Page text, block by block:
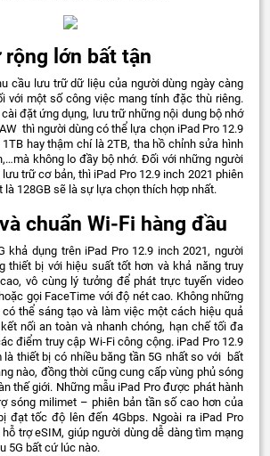
lớn bất tận
cầu lưu trữ dữ liệu của người dùng ngày càng
với một số công việc mang tính đặc thù riêng.
đặt ứng dụng, lưu trữ những nội dung bộ nhớ
thì người dùng có thể lựa chọn iPad Pro 12.9
hay thậm chí là 2TB, tha hồ chỉnh sửa hình
không lo đầy bộ nhớ. Đối với những người
trữ cơ bản, thì iPad Pro 12.9 inch 2021 phiên
là 128GB sẽ là sự lựa chọn thích hợp nhất.
chuẩn Wi-Fi hàng đầu
khả dụng trên iPad Pro 12.9 inch 2021, người
thiết bị với hiệu suất tốt hơn và khả năng truy
vô cùng lý tưởng để phát trực tuyến video
gọi FaceTime với độ nét cao. Không những
có thể sáng tạo và làm việc một cách hiệu quả
nối an toàn và nhanh chóng, hạn chế tối đa
điểm truy cập Wi-Fi công cộng. iPad Pro 12.9
là thiết bị có nhiều băng tần 5G nhất so với bất
nào, đồng thời cũng cung cấp vùng phủ sóng
thế giới. Những mẫu iPad Pro được phát hành
sóng milimet – phiên bản tần số cao hơn của
đạt tốc độ lên đến 4Gbps. Ngoài ra iPad Pro
trợ eSIM, giúp người dùng dễ dàng tìm mạng
5G bất cứ lúc nào.